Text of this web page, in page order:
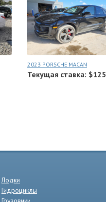
2023 PORSCHE MACAN
Текущая ставка: $125
Лодки
Гидроциклы